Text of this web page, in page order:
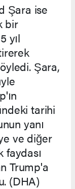
Şara ise
bir
yıl
Şara,
tarihi
yanı
ve diğer
faydası
Trump'a
(DHA)